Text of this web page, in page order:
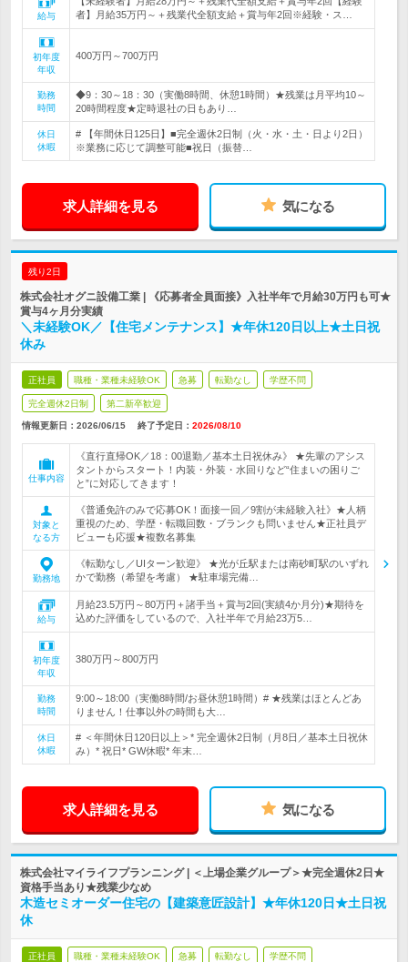
給与
者】月給35万円～＋残業代全額支給＋賞与年2回※経験・ス…
初年度
年収
400万円～700万円
勤務
時間
◆9：30～18：30（実働8時間、休憩1時間）★残業は月平均10～
20時間程度★定時退社の日もあり…
休日
休暇
# 【年間休日125日】■完全週休2日制（火・水・土・日より2日）
※業務に応じて調整可能■祝日（振替…
求人詳細を見る 気になる
残り2日
株式会社オグニ設備工業 | 《応募者全員面接》入社半年で月給30万円も可★
賞与4ヶ月分実績
＼未経験OK／【住宅メンテナンス】★年休120日以上★土日祝
休み
正社員 職種・業種未経験OK 急募 転勤なし 学歴不問
完全週休2日制 第二新卒歓迎
情報更新日：2026/06/15 終了予定日： 2026/08/10
仕事内容
《直行直帰OK／18：00退勤／基本土日祝休み》 ★先輩のアシス
タントからスタート！内装・外装・水回りなど“住まいの困りご
と”に対応してきます！
対象と
なる方
《普通免許のみで応募OK！面接一回／9割が未経験入社》★人柄
重視のため、学歴・転職回数・ブランクも問いません★正社員デ
ビューも応援★複数名募集
勤務地
《転勤なし／UIターン歓迎》 ★光が丘駅または南砂町駅のいずれ
かで勤務（希望を考慮） ★駐車場完備…
給与
月給23.5万円～80万円＋諸手当＋賞与2回(実績4か月分)★期待を
込めた評価をしているので、入社半年で月給23万5…
初年度
年収
380万円～800万円
勤務
時間
9:00～18:00（実働8時間/お昼休憩1時間）# ★残業はほとんどあ
りません！仕事以外の時間も大…
休日
休暇
# ＜年間休日120日以上＞* 完全週休2日制（月8日／基本土日祝休
み）* 祝日* GW休暇* 年末…
求人詳細を見る 気になる
株式会社マイライフプランニング | ＜上場企業グループ＞★完全週休2日★
資格手当あり★残業少なめ
木造セミオーダー住宅の【建築意匠設計】★年休120日★土日祝
休
正社員 職種・業種未経験OK 急募 転勤なし 学歴不問